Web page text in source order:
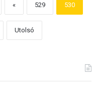
« 529 530
Utolsó